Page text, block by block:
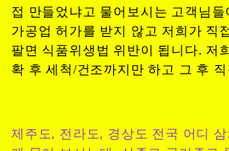
접 만들었냐고 물어보시는 고객님
가공업 허가를 받지 않고 저희가 직
팔면 식품위생법 위반이 됩니다. 저
확 후 세척/건조까지만 하고 그 후
제주도, 전라도, 경상도 전국 어디 삼